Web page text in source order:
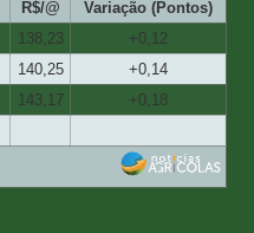
R$/@
Variação (Pontos)
138,23
+0,12
140,25
+0,14
143,17
+0,18